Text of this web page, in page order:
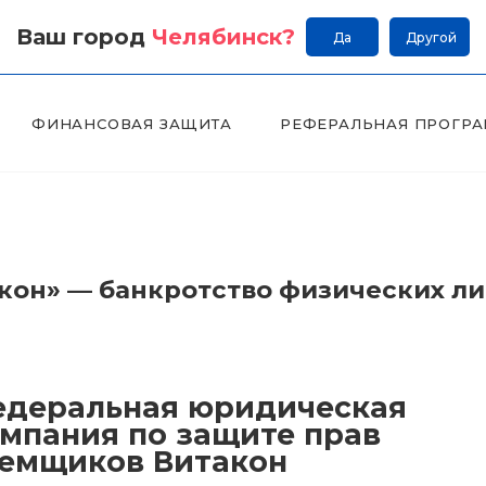
Ваш город Челябинск? Да Другой
ФИНАНСОВАЯ ЗАЩИТА РЕФЕРАЛЬНАЯ
— банкротство физических
юридическая
по защите прав
Витакон